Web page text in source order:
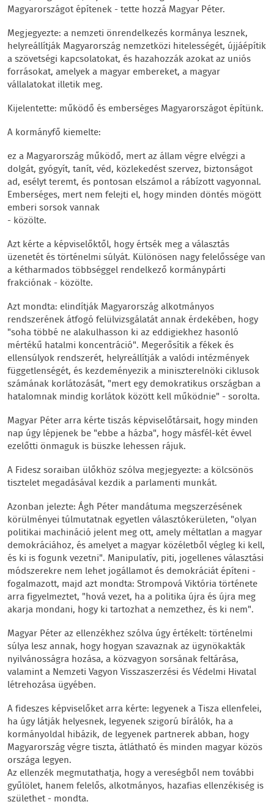
Magyarországot építenek - tette hozzá Magyar Péter.
Megjegyezte: a nemzeti önrendelkezés kormánya lesznek,
helyreállítják Magyarország nemzetközi hitelességét, újjáépítik
a szövetségi kapcsolatokat, és hazahozzák azokat az uniós
forrásokat, amelyek a magyar embereket, a magyar
vállalatokat illetik meg.
Kijelentette: működő és emberséges Magyarországot építünk.
A kormányfő kiemelte:
ez a Magyarország működő, mert az állam végre elvégzi a
dolgát, gyógyít, tanít, véd, közlekedést szervez, biztonságot
ad, esélyt teremt, és pontosan elszámol a rábízott vagyonnal.
Emberséges, mert nem felejti el, hogy minden döntés mögött
emberi sorsok vannak
- közölte.
Azt kérte a képviselőktől, hogy értsék meg a választás
üzenetét és történelmi súlyát. Különösen nagy felelőssége van
a kétharmados többséggel rendelkező kormánypárti
frakciónak - közölte.
Azt mondta: elindítják Magyarország alkotmányos
rendszerének átfogó felülvizsgálatát annak érdekében, hogy
"soha többé ne alakulhasson ki az eddigiekhez hasonló
mértékű hatalmi koncentráció". Megerősítik a fékek és
ellensúlyok rendszerét, helyreállítják a valódi intézmények
függetlenségét, és kezdeményezik a miniszterelnöki ciklusok
számának korlátozását, "mert egy demokratikus országban a
hatalomnak mindig korlátok között kell működnie" - sorolta.
Magyar Péter arra kérte tiszás képviselőtársait, hogy minden
nap úgy lépjenek be "ebbe a házba", hogy másfél-két évvel
ezelőtti önmaguk is büszke lehessen rájuk.
A Fidesz soraiban ülőkhöz szólva megjegyezte: a kölcsönös
tisztelet megadásával kezdik a parlamenti munkát.
Azonban jelezte: Ágh Péter mandátuma megszerzésének
körülményei túlmutatnak egyetlen választókerületen, "olyan
politikai machináció jelent meg ott, amely méltatlan a magyar
demokráciához, és amelyet a magyar közéletből végleg ki kell,
és ki is fogunk vezetni". Manipulatív, piti, jogellenes választási
módszerekre nem lehet jogállamot és demokráciát építeni -
fogalmazott, majd azt mondta: Strompová Viktória története
arra figyelmeztet, "hová vezet, ha a politika újra és újra meg
akarja mondani, hogy ki tartozhat a nemzethez, és ki nem".
Magyar Péter az ellenzékhez szólva úgy értékelt: történelmi
súlya lesz annak, hogy hogyan szavaznak az ügynökakták
nyilvánosságra hozása, a közvagyon sorsának feltárása,
valamint a Nemzeti Vagyon Visszaszerzési és Védelmi Hivatal
létrehozása ügyében.
A fideszes képviselőket arra kérte: legyenek a Tisza ellenfelei,
ha úgy látják helyesnek, legyenek szigorú bírálók, ha a
kormányoldal hibázik, de legyenek partnerek abban, hogy
Magyarország végre tiszta, átlátható és minden magyar közös
országa legyen.
Az ellenzék megmutathatja, hogy a vereségből nem további
gyűlölet, hanem felelős, alkotmányos, hazafias ellenzékiség is
születhet - mondta.